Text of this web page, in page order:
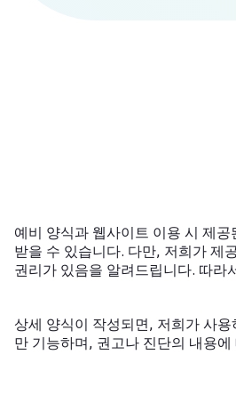
예비 양식과 웹사이트 이용 시 제
받을 수 있습니다. 다만, 저희가 제
권리가 있음을 알려드립니다. 따라
상세 양식이 작성되면, 저희가 사
만 기능하며, 권고나 진단의 내용